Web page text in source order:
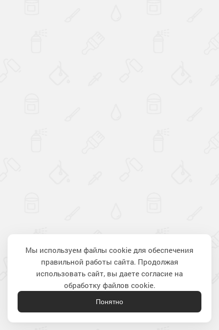
Мы используем файлы cookie для обеспечения
правильной работы сайта. Продолжая
использовать сайт, вы даете согласие на
обработку файлов cookie.
Понятно